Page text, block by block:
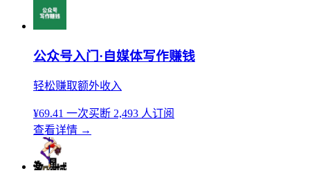
公众号入门·自媒体写作赚钱
轻松赚取额外收入
¥69.41 一次买断 2,493 人订阅
查看详情 →